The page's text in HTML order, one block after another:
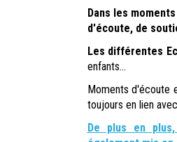
Dans les
d'écoute, de
Les différentes
enfants...
Moments d'écoute
toujours en lien
De plus en